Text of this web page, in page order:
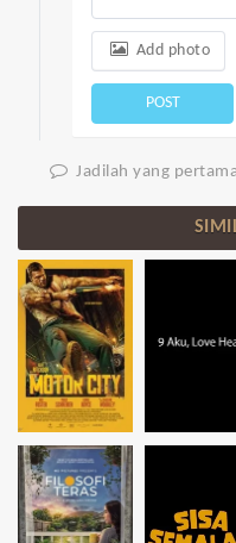
Add photo
POST
Jadilah yang